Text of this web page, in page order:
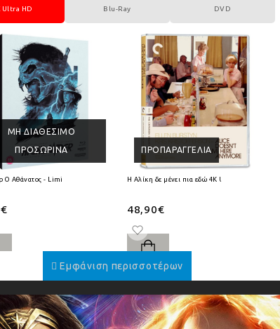
Ultra HD Blu-Ray DVD
ΜΗ ΔΙΑΘΈΣΙΜΟ
ΠΡΟΣΩΡΙΝΆ
Ο Αθάνατος - Limited Collectors Edition 4K Ultra HD + Blu-Ray
ΠΡΟΠΑΡΑΓΓΕΛΊΑ
Η Αλίκη δε μένει πια εδώ 4K Ultra HD + Blu-Ray
48,90€